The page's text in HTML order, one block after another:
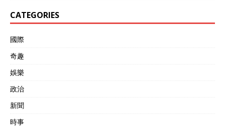
CATEGORIES
國際
奇趣
娛樂
政治
新聞
時事